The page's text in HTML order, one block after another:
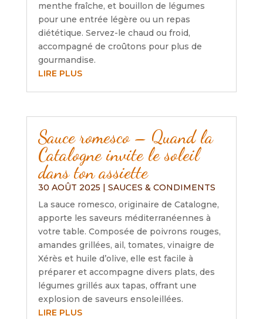
menthe fraîche, et bouillon de légumes
pour une entrée légère ou un repas
diététique. Servez-le chaud ou froid,
accompagné de croûtons pour plus de
gourmandise.
LIRE PLUS
Sauce romesco – Quand la
Catalogne invite le soleil
dans ton assiette
30 AOÛT 2025
SAUCES & CONDIMENTS
La sauce romesco, originaire de Catalogne,
apporte les saveurs méditerranéennes à
votre table. Composée de poivrons rouges,
amandes grillées, ail, tomates, vinaigre de
Xérès et huile d’olive, elle est facile à
préparer et accompagne divers plats, des
légumes grillés aux tapas, offrant une
explosion de saveurs ensoleillées.
LIRE PLUS